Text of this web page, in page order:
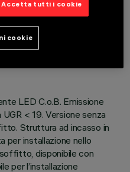
LED C.o.B. Emissione
< 19. Versione senza
Struttura ad incasso in
per installazione nello
disponibile con
per l’installazione
Accetta tutti i cookie
cookie